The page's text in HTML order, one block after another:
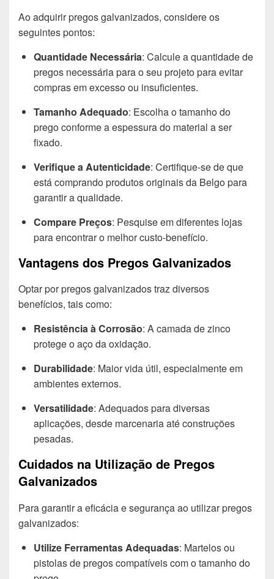
Ao adquirir pregos galvanizados, considere os
seguintes pontos:
Quantidade Necessária: Calcule a quantidade de
pregos necessária para o seu projeto para evitar
compras em excesso ou insuficientes.
Tamanho Adequado: Escolha o tamanho do
prego conforme a espessura do material a ser
fixado.
Verifique a Autenticidade: Certifique-se de que
está comprando produtos originais da Belgo para
garantir a qualidade.
Compare Preços: Pesquise em diferentes lojas
para encontrar o melhor custo-benefício.
Vantagens dos Pregos Galvanizados
Optar por pregos galvanizados traz diversos
benefícios, tais como:
Resistência à Corrosão: A camada de zinco
protege o aço da oxidação.
Durabilidade: Maior vida útil, especialmente em
ambientes externos.
Versatilidade: Adequados para diversas
aplicações, desde marcenaria até construções
pesadas.
Cuidados na Utilização de Pregos
Galvanizados
Para garantir a eficácia e segurança ao utilizar pregos
galvanizados:
Utilize Ferramentas Adequadas: Martelos ou
pistolas de pregos compatíveis com o tamanho do